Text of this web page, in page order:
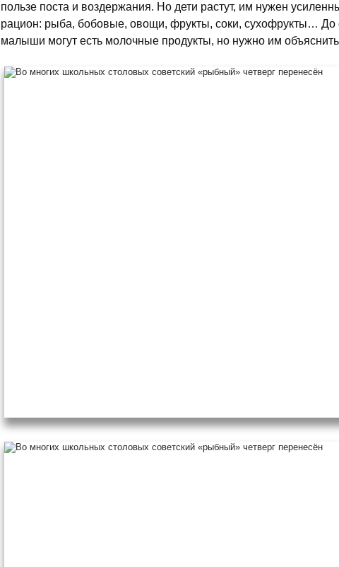
пользе поста и воздержания. Но дети растут, им нужен
рацион: рыба, бобовые, овощи, фрукты, соки, сухофрукты… До
малыши могут есть молочные продукты, но нужно им объяснить,